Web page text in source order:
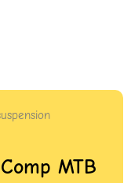
MTB